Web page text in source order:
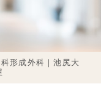
形成外科｜池尻大